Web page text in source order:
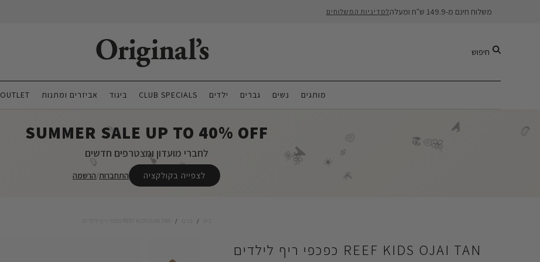
משלוח חינם מ-149.9 ש"ח ומעלה למדיניות המשלוחים
חיפוש
מותגים נשים גברים ילדים CLUB SPECIALS ביגוד אביזרים ומתנות OUTLET
🐚
🌺🌺
🌊
🌴
🍉
🌺
🐚
☀️
🌊
🍦
🕶️
🌴
🍉
🏖️
SUMMER SALE UP TO 40% OFF
לחברי מועדון ומצטרפים חדשים
לצפייה בקולקציה התחברות/הרשמה
/
/
REEF KIDS OJAI TAN כפכפי ריף לילדים